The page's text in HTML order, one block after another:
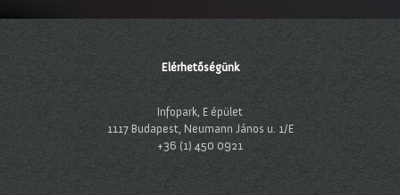
Elérhetőségünk
Infopark, E épület
1117 Budapest, Neumann János u. 1/E
+36 (1) 450 0921